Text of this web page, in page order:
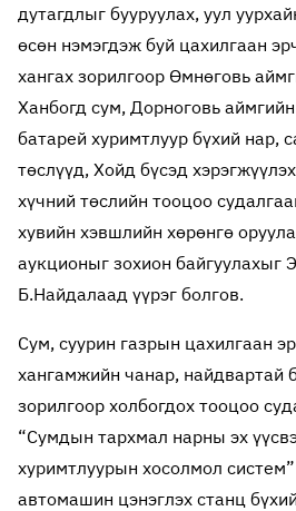
дутагдлыг бууруулах, уул
өсөн нэмэгдэж буй цахилгаан
хангах зорилгоор Өмнөговь
Ханбогд сум, Дорноговь
батарей хуримтлуур бүхий нар,
төслүүд, Хойд бүсэд
хүчний төслийн тооцоо
хувийн хэвшлийн хөрөнгө
аукционыг зохион байгуулахыг
Б.Найдалаад үүрэг болгов.
Сум, суурин газрын цахилгаан
хангамжийн чанар, найдвартай
зорилгоор холбогдох тооцоо
“Сумдын тархмал нарны эх
хуримтлуурын хосолмол
автомашин цэнэглэх станц